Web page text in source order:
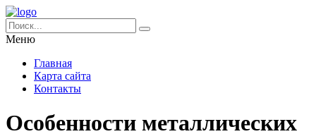
Меню
Главная
Карта сайта
Контакты
Особенности металлических